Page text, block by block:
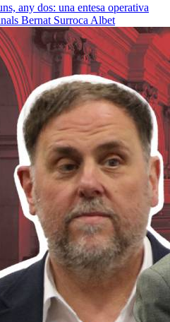
any dos: una entesa operativa
Bernat Surroca Albet